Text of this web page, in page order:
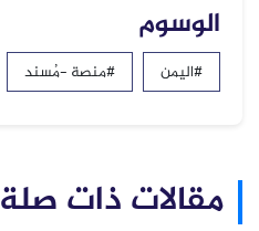
الوسوم
#اليمن #منصة -مُسند
مقالات ذات صلة